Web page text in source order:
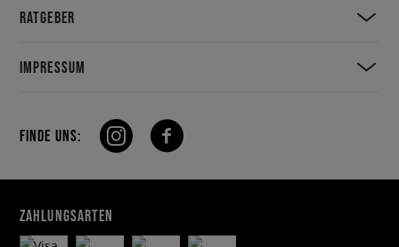
RATGEBER
IMPRESSUM
FINDE UNS:
ZAHLUNGSARTEN